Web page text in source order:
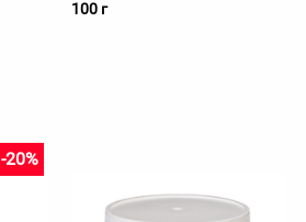
100 г
-20%